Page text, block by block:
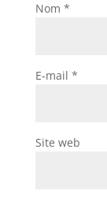
Nom *
E-mail *
Site web